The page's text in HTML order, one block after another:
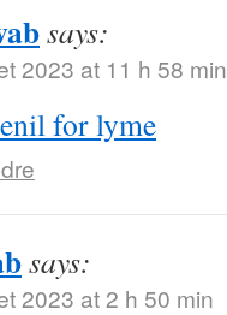
says:
2023 at 11 h 58 min
for lyme
says:
2023 at 2 h 50 min